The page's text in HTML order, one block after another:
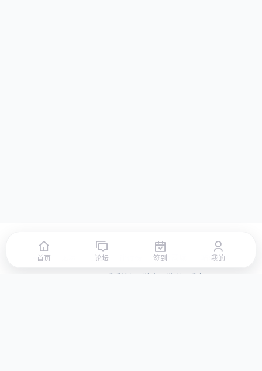
首页 签到 积分商城 站点地图
© 2026 LLBBS 乐乐论坛 · 独立开发者阿乐出品
首页 论坛 签到 我的